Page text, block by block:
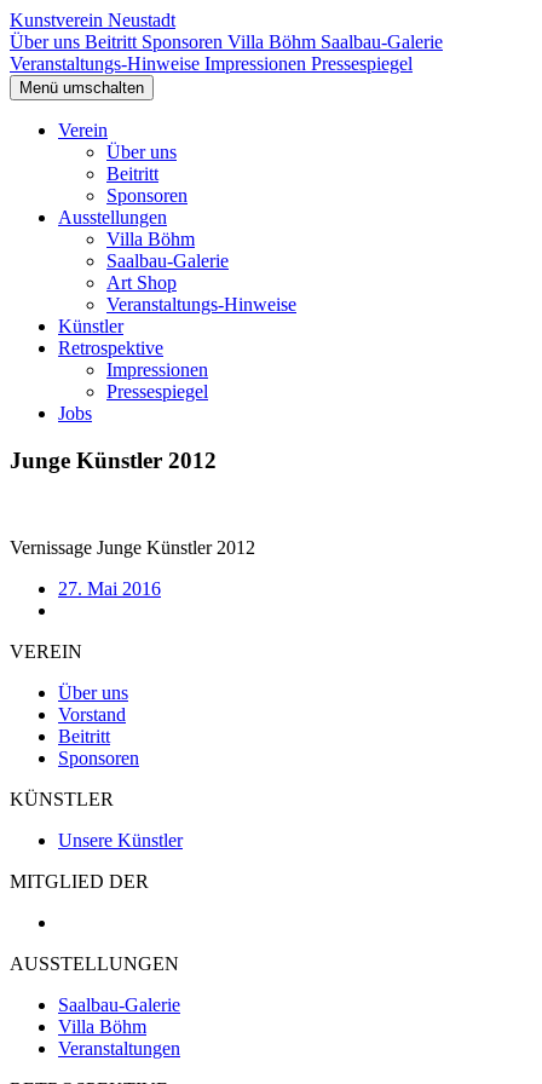
Kunstverein Neustadt
Über uns Beitritt Sponsoren Villa Böhm Saalbau-Galerie
Veranstaltungs-Hinweise Impressionen Pressespiegel
Menü umschalten
Verein
Über uns
Beitritt
Sponsoren
Ausstellungen
Villa Böhm
Saalbau-Galerie
Art Shop
Veranstaltungs-Hinweise
Künstler
Retrospektive
Impressionen
Pressespiegel
Jobs
Junge Künstler 2012
Vernissage Junge Künstler 2012
27. Mai 2016
VEREIN
Über uns
Vorstand
Beitritt
Sponsoren
KÜNSTLER
Unsere Künstler
MITGLIED DER
AUSSTELLUNGEN
Saalbau-Galerie
Villa Böhm
Veranstaltungen